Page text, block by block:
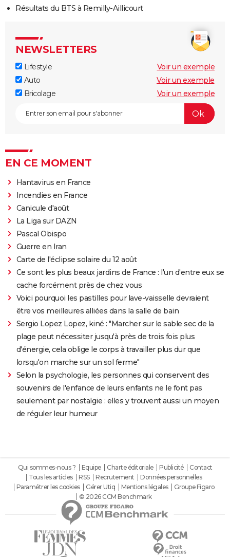
Résultats du BTS à Remilly-Aillicourt
NEWSLETTERS
Lifestyle
Voir un exemple
Auto
Voir un exemple
Bricolage
Voir un exemple
EN CE MOMENT
Hantavirus en France
Incendies en France
Canicule d'août
La Liga sur DAZN
Pascal Obispo
Guerre en Iran
Carte de l'éclipse solaire du 12 août
Ce sont les plus beaux jardins de France : l'un d'entre eux se
cache forcément près de chez vous
Voici pourquoi les pastilles pour lave-vaisselle devraient
être vos meilleures alliées dans la salle de bain
Sergio Lopez Lopez, kiné : "Marcher sur le sable sec de la
plage peut nécessiter jusqu'à près de trois fois plus
d'énergie, cela oblige le corps à travailler plus dur que
lorsqu'on marche sur un sol ferme"
Selon la psychologie, les personnes qui conservent des
souvenirs de l'enfance de leurs enfants ne le font pas
seulement par nostalgie : elles y trouvent aussi un moyen
de réguler leur humeur
Qui sommes-nous ? Equipe Charte éditoriale Publicité
Contact
Tous les articles
RSS Recrutement
Données personnelles
Paramétrer les cookies
Gérer Utiq Mentions légales
Groupe Figaro
© 2026 CCM Benchmark